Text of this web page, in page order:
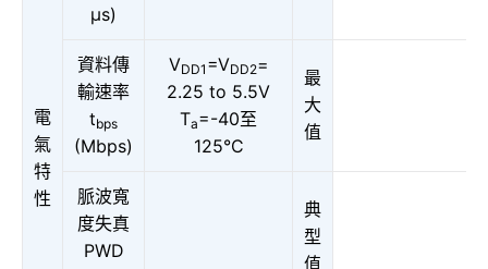
電
氣
特
性
μs)
資料傳
輸速率
tbps
(Mbps)
VDD1 =VDD2=
2.25 to 5.5V
Ta=-40至
125°C
最
大
值
脈波寬
度失真
PWD
典
型
值